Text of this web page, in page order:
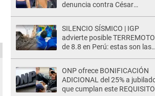
denuncia contra César
de 'La Bella Luz'?
SILENCIO SÍSMICO | IGP
advierte posible TERREMOTO
de 8.8 en Perú: estas son las
ONP ofrece BONIFICACIÓN
ADICIONAL del 25% a
que cumplan este